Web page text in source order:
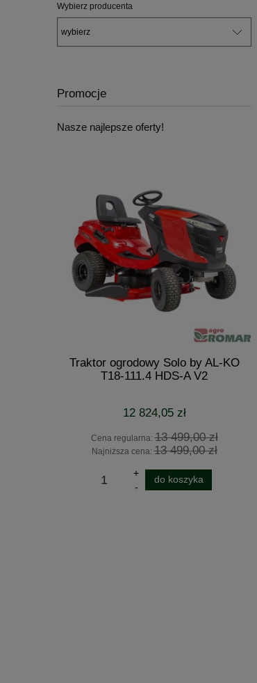
Wybierz producenta
Promocje
Nasze najlepsze oferty!
Traktor ogrodowy Solo by AL-KO
T18-111.4 HDS-A V2
12 824,05 zł
Cena regularna:13 499,00 zł
Najniższa cena:13 499,00 zł
do koszyka